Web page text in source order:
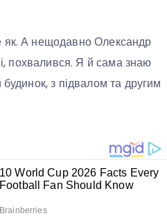
як. А нещодавно Олександр
похвалився. Я й сама знаю
з підвалом та другим